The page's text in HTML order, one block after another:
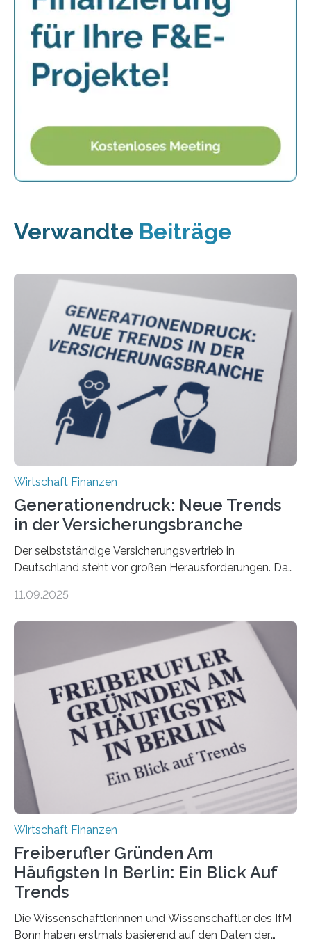
Verwandte Beiträge
Wirtschaft Finanzen
Generationendruck: Neue Trends
in der Versicherungsbranche
Der selbstständige Versicherungsvertrieb in
Deutschland steht vor großen Herausforderungen. Das
Dr. Matthias Beenken und Prof. Dr. Lukas Linnenbrink
Bundesverbands Deutscher Versicherungskaufleute e.V.
durchgeführt haben. Die Studie basiert auf den
Antworten von 1.440 selbstständigen
Versicherungsvertreter*innen und -makler*innen. Ein
Ergebnis: Deutlich mehr als die Hälfte der Befragten ist
über 50 Jahre alt und wird in den nächsten Jahren eine
Nachfolgeregelung benötigen. Aber nur ein Drittel hat
bereits Regelungen…
11.09.2025
Wirtschaft Finanzen
Freiberufler Gründen Am
Häufigsten In Berlin: Ein Blick Auf
Trends
Die Wissenschaftlerinnen und Wissenschaftler des IfM
Bonn haben erstmals basierend auf den Daten der